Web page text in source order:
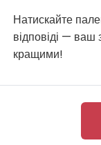
Натискайте
відповіді — ваш
кращими!